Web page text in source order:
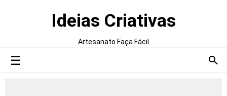
Ideias Criativas
Artesanato Faça Fácil